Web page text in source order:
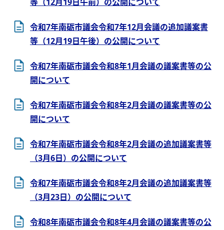
令和7年南砺市議会令和7年12月会議の追加議案書
等（12月19日午後）の公開について
令和7年南砺市議会令和8年1月会議の議案書等の公
開について
令和7年南砺市議会令和8年2月会議の議案書等の公
開について
令和7年南砺市議会令和8年2月会議の追加議案書等
（3月6日）の公開について
令和7年南砺市議会令和8年2月会議の追加議案書等
（3月23日）の公開について
令和8年南砺市議会令和8年4月会議の議案書等の公